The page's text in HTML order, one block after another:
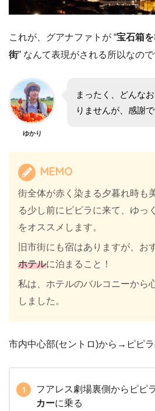
これが、グアナファトが “宝石箱
街” なんて表現がされる所以なので
ゆかり
まったく、どんな
りませんが、感謝
MEMO
街全体が赤く染まる夕暮れ時も
る少し前にピピラに来て、ゆっ
をオススメします。
旧市街にも宿はありますが、お
ホテルに泊まること！
私は、ホテルのバルコニーから
しました。
市内中心部(セントロ)から→ピピラ
フアレス劇場裏側からピピ
カーに乗る